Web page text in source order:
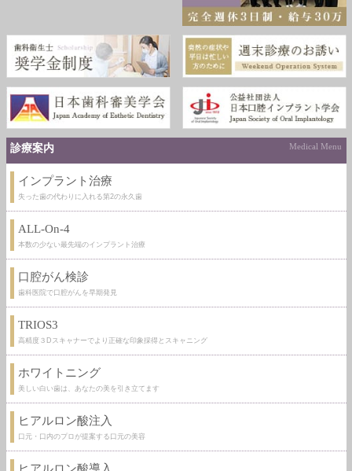
診療案内 Medical Menu
インプラント治療
失った歯の代わりに入れる第2の永久歯
ALL-On-4
本数の少ない最先端のインプラント治療
口腔がん検診
歯科医院で口腔がんを早期発見
TRIOS3
高精度３Dスキャナーでより正確な印象採得とスキャニング
ホワイトニング
美しい白い歯は、あなたの美を引き立てます
ヒアルロン酸注入
口元・口内のプロが提案する口元の美容
ヒアルロン酸導入